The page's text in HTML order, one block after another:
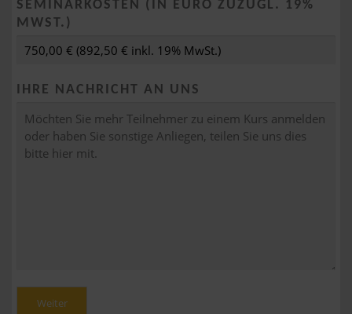
SEMINARKOSTEN (IN EURO ZUZÜGL. 19%
MWST.)
IHRE NACHRICHT AN UNS
Weiter